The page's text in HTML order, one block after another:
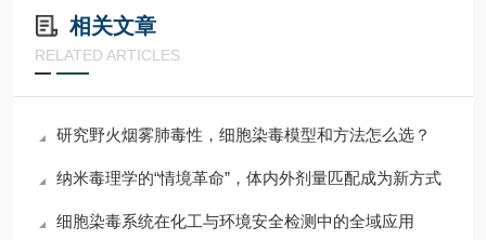
相关文章
RELATED ARTICLES
研究野火烟雾肺毒性，细胞染毒模型和方法怎么选？
纳米毒理学的“情境革命”，体内外剂量匹配成为新方式
细胞染毒系统在化工与环境安全检测中的全域应用